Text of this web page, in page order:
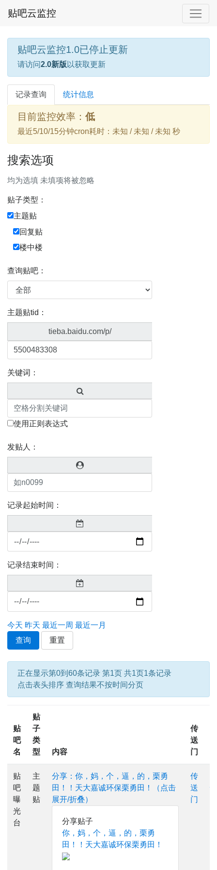
贴吧云监控
贴吧云监控1.0已停止更新
请访问2.0新版 以获取更新
记录查询 统计信息
目前监控效率： 低
最近5/10/15分钟cron耗时：未知 / 未知 / 未知 秒
搜索选项
均为选填 未填项将被忽略
贴子类型：
主题贴
回复贴
楼中楼
查询贴吧：
主题贴tid：
tieba.baidu.com/p/
关键词：
使用正则表达式
发贴人：
记录起始时间：
记录结束时间：
今天 昨天 最近一周 最近一月
查询
重置
正在显示第0到60条记录 第1页 共1页1条记录
点击表头排序 查询结果不按时间分页
贴
吧
名
贴
子
类
型
内容
传
送
门
贴
吧
曝
光
台
主
题
贴
分享：你，妈，个，逼，的，栗勇
田！！天大嘉诚环保栗勇田！（点击
展开/折叠）
分享贴子
你，妈，个，逼，的，栗勇
田！！天大嘉诚环保栗勇田！
传
送
门